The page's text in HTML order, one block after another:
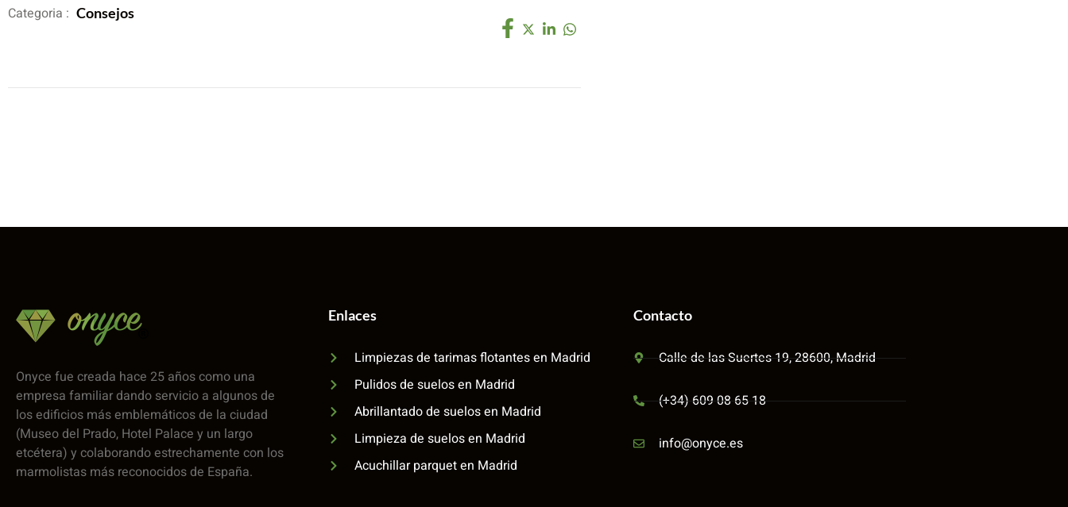
Categoria : Consejos
Onyce fue creada hace 25 años como una
empresa familiar dando servicio a algunos de
los edificios más emblemáticos de la ciudad
(Museo del Prado, Hotel Palace y un largo
etcétera) y colaborando estrechamente con los
marmolistas más reconocidos de España.
Enlaces
Limpiezas de tarimas flotantes en Madrid
Pulidos de suelos en Madrid
Abrillantado de suelos en Madrid
Limpieza de suelos en Madrid
Acuchillar parquet en Madrid
Contacto
Calle de las Suertes 19, 28600, Madrid
(+34) 609 08 65 18
info@onyce.es